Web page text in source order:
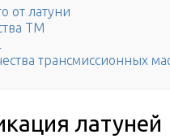
от латуни
ТМ
трансмиссионных
латуней